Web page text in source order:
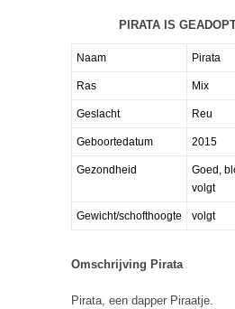
PIRATA IS
Naam Pirata
Ras Mix
Geslacht Reu
Geboortedatum 2015
Gezondheid
Goed,
volgt
Gewicht/schofthoogte volgt
Omschrijving Pirata
Pirata, een dapper Piraatje.